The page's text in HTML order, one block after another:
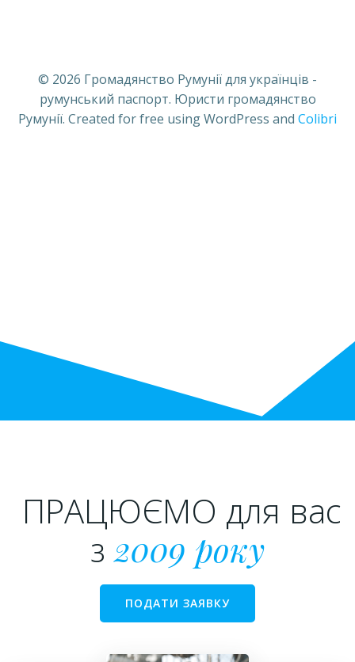
© 2026 Громадянство Румунії для українців -
румунський паспорт. Юристи громадянство
Румунії. Created for free using WordPress and Colibri
ПРАЦЮЄМО для вас
з2009 року
ПОДАТИ ЗАЯВКУ